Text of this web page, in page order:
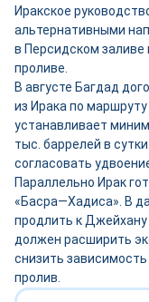
Иракское
альтернативными
в Персидском заливе
проливе.
В августе Багдад
из Ирака по
устанавливает
тыс. баррелей в
согласовать
Параллельно Ирак
«Басра—Хадиса». В
продлить к Джейхану
должен расширить
снизить
пролив.